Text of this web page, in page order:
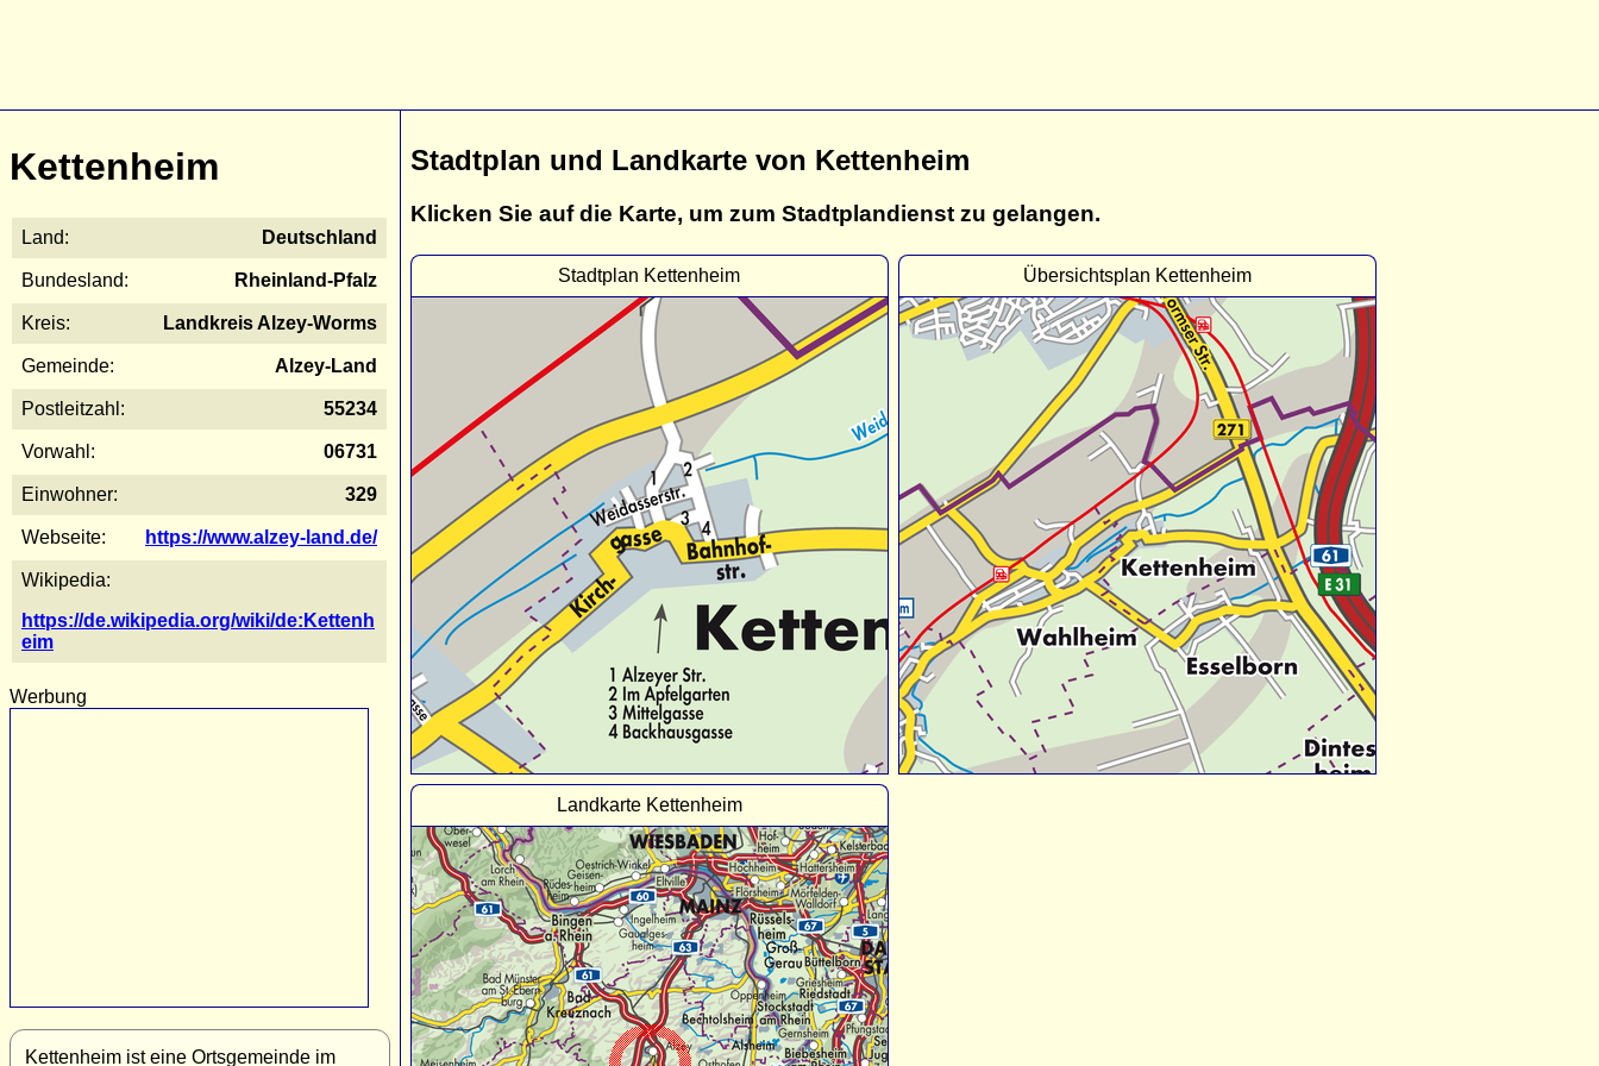
Kettenheim
Land: Deutschland
Bundesland: Rheinland-Pfalz
Kreis: Landkreis Alzey-Worms
Gemeinde: Alzey-Land
Postleitzahl: 55234
Vorwahl: 06731
Einwohner: 329
Webseite: https://www.alzey-land.de/
Wikipedia:
https://de.wikipedia.org/wiki/de:Kettenh
eim
Werbung
Kettenheim ist eine Ortsgemeinde im
Stadtplan und Landkarte von Kettenheim
Klicken Sie auf die Karte, um zum Stadtplandienst zu gelangen.
Stadtplan Kettenheim Übersichtsplan Kettenheim
Landkarte Kettenheim